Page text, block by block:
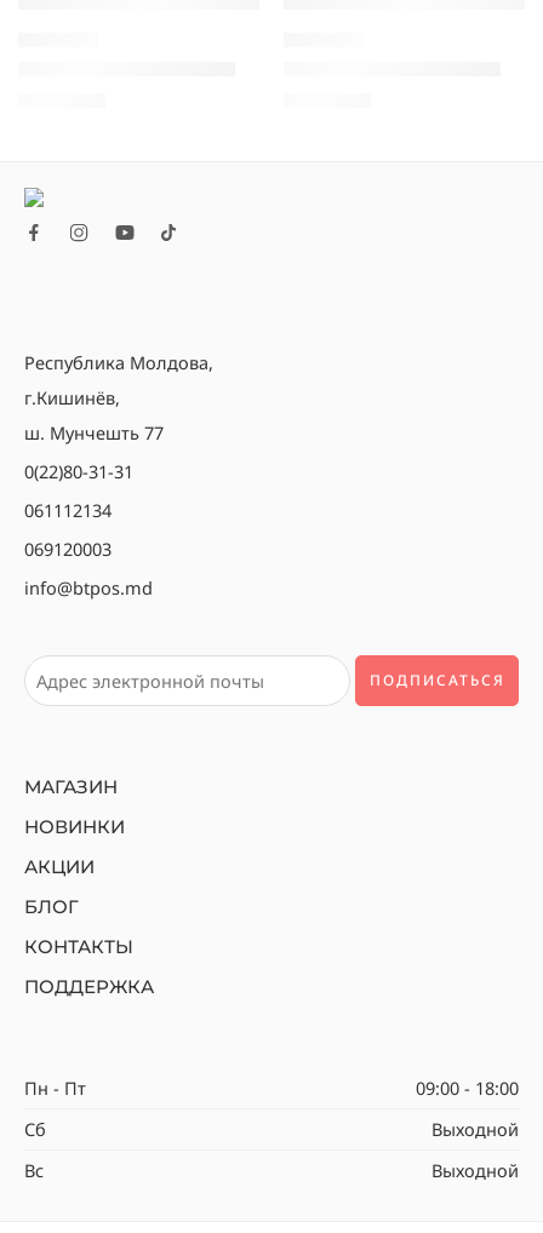
Республика Молдова,
г.Кишинёв,
ш. Мунчешть 77
0(22)80-31-31
061112134
069120003
info@btpos.md
МАГАЗИН
НОВИНКИ
АКЦИИ
БЛОГ
КОНТАКТЫ
ПОДДЕРЖКА
Пн - Пт
09:00 - 18:00
Сб
Выходной
Вс
Выходной